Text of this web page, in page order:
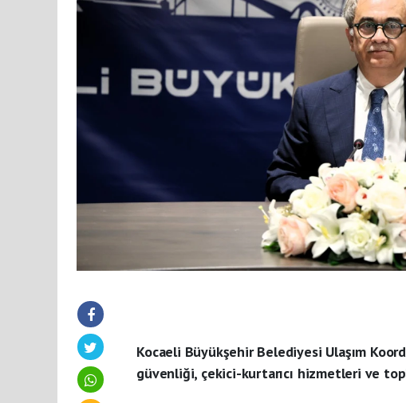
Kocaeli Büyükşehir Belediyesi Ulaşım
güvenliği, çekici-kurtarıcı hizmetleri ve